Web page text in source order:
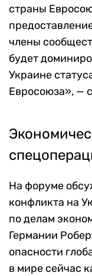
страны
члены
будет
Украине
Евросоюза», —
На форуме
конфликта на
по делам
Германии
опасности
в мире сейчас